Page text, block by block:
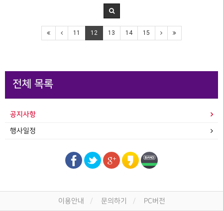
11 12 13 14 15
전체 목록
공지사항
행사일정
이용안내 문의하기 PC버전